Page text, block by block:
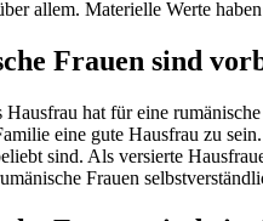
allem. Materielle Werte
Frauen sind
Hausfrau hat für eine
eine gute Hausfrau zu
sind. Als versierte
Frauen